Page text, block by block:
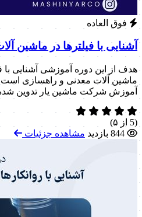
فوق العاده
آشنایی با فیلترها در ماشین
هدف از این دوره آموزشی آشنایی با
ماشین آلات معدنی و راهسازی
آموزش شرکت ماشین یار تدوین
(5 از ۵)
مشاهده جزئیات